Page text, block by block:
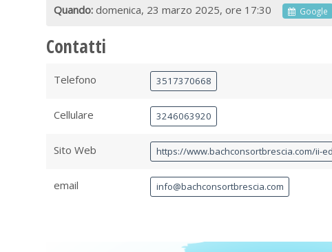
Quando:domenica, 23 marzo 2025, ore 17:30 Google
Contatti
Telefono 3517370668
Cellulare 3246063920
Sito Web https://www.bachconsortbrescia.com/ii-
email info@bachconsortbrescia.com